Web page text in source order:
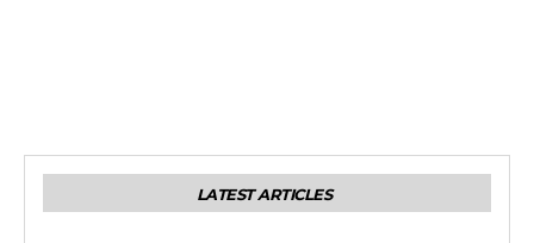
LATEST ARTICLES